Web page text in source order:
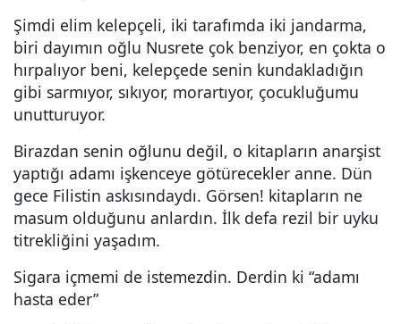
Şimdi elim kelepçeli, iki tarafımda iki jandarma,
biri dayımın oğlu Nusrete çok benziyor, en çokta o
hırpalıyor beni, kelepçede senin kundakladığın
gibi sarmıyor, sıkıyor, morartıyor, çocukluğumu
unutturuyor.
Birazdan senin oğlunu değil, o kitapların anarşist
yaptığı adamı işkenceye götürecekler anne. Dün
gece Filistin askısındaydı. Görsen! kitapların ne
masum olduğunu anlardın. İlk defa rezil bir uyku
titrekliğini yaşadım.
Sigara içmemi de istemezdin. Derdin ki “adamı
hasta eder”